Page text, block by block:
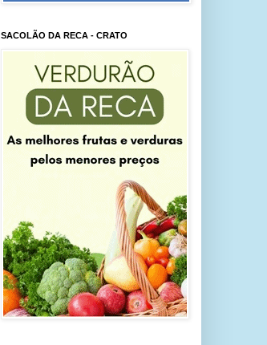
SACOLÃO DA RECA - CRATO